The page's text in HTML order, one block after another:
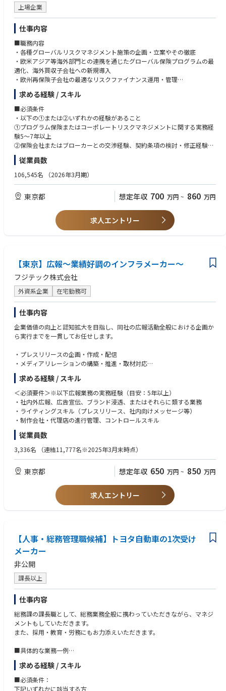
上場企業
仕事内容
■職務内容
・各種グローバルリスクマネジメント施策の企画・立案やその徹底
・欧米アジア等海外部門との連携を通じたグローバル保険プログラムの最
適化、海外買収子会社への新規導入
・欧州再保険子会社の最適なリスクファイナンス運用・管理
・国内外グループ会社に対するリスクマネジメント活動（指導・支援・監
督・モニタリング）
・リスクマネジメント規程類の策定・改訂
・リスクマネジメント人材の育成および研修の実施
*ご入社後は、グローバル保険プログラムの運用業務をお任せし、将来的
には海外出張を含め、各種グローバルリスクマネジメント施策の企画・立
案等幅広い業務をお任せします。
■組織ミッション
当部は、当社グループ全世界のグローバル保険プログラムを一元管理して
います。グローバルなリスクマネジメントを通じ、将来のリスクを低減
し、トータルコストオブリスクを最小化することで、企業価値最大化に貢
献しています。
■当業務の魅力点・応募者へのメッセージ
当部は、総務本部の中核業務の一つとして、国内はもちろん、海外グルー
その対応を自ら企画し、実行できる職場です。
リスクマネジメント部門のグローバルヘッドとして、海外の関係メンバー
と協働する機会も多くありますので、英語での業務経験を積むことができ
ます。また、欧米における最新のリスクマネジメント手法や各種最新情報
の入手等、これからの日本企業に必要とされる「リスクマネージャー」の
経験を積む場として最適なポジションです。保険会社やブローカー、大手
企業のリスクマネージャー等との交流もあり、社内のみならず、社外の人
脈も広がります。
VUCAの時代において、ますます需要が高まる企業のリスクマネジメント
業務でキャリアを構築しませんか？
求める経験 / スキル
■必須条件
・以下の①または②いずれかの経験があること
①プログラム保険またはコーポレートリスクマネジメントに関する実務経
験5～7年以上
②保険会社またはブローカーとの交渉経験、契約条項の検討・修正経験5
～7年以上
・海外拠点との業務調整やリモート会議運営の実務経験（目安TOEIC700
以上または英語を用いたやり取りの実績があること）
こと，海外拠点との保険業務のやり取り、本社内外国人社員とのコミュニ
ケーション等で使用
従業員数
106,545名 （2026年3月期）
東京都 想定年収 700 万円 ~ 860 万円
求人エントリー
【東京】広報〜業績好調のインフラメーカー～
フジテック株式会社
外資系企業 在宅勤務可
仕事内容
企業価値の向上と認知拡大を目指し、同社の広報活動全般における企画か
ら実行までを一貫してお任せします。
・プレスリリースの企画・作成・配信
・メディアリレーションの構築・推進・取材対応
・インナーリレーション（社内広報）
・広告宣伝活動の立案・実行
・ブランド浸透施策の企画・実行・推進
・コーポレートサイト管理
現在、会社全体として「ブランドステートメント」「ブランドビジョン」
ています。 単なる情報発信にとどまらず、策定したブランドメッセージを
社会へ伝えるための「ブランドムービー（動画）の制作」といったアウタ
ーブランディングから、自社従業員への理解・共感を深めるためのインナ
ーブランディングまで、幅広く展開しています。
求める経験 / スキル
＜必須要件＞※以下広報業務の実務経験（目安：5年以上）
・社内外広報、広告宣伝、ブランド浸透、またはそれらに類する業務
・ライティングスキル（プレスリリース、社内向けメッセージ等）
・制作会社・代理店の進行管理、コントロールスキル
従業員数
3,336名 （連結11,777名※2025年3月末時点）
東京都 想定年収 650 万円 ~ 850 万円
求人エントリー
【人事・総務管理職候補】トヨタ自動車の1次受け
メーカー
非公開
課長以上
仕事内容
総務課の課長職として、総務業務全般に携わっていただきながら、マネジ
メントもしていただきます。
また、採用・教育・労務にもお力添えいただきます。
■具体的な業務一例
・総務業務全般
・各種イベントの調整
・人事制度（評価制度・働き方制度等）の見直し
・採用（新卒・中途）業務
求める経験 / スキル
■必須条件：
下記いずれかに該当する方